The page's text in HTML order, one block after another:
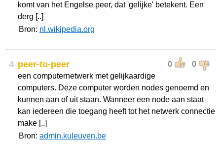
komt van het Engelse peer, dat 'gelijke' betekent. Een
derg [..]
Bron: nl.wikipedia.org
4 0 0
peer-to-peer
een computernetwerk met gelijkaardige
computers. Deze computer worden nodes genoemd en
kunnen aan of uit staan. Wanneer een node aan staat
kan iedereen die toegang heeft tot het netwerk connectie
make [..]
Bron: admin.kuleuven.be